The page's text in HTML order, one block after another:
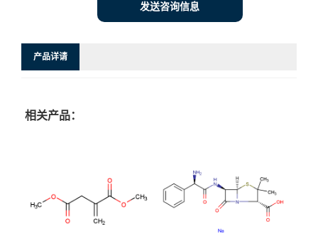
发送咨询信息
产品详请
相关产品：